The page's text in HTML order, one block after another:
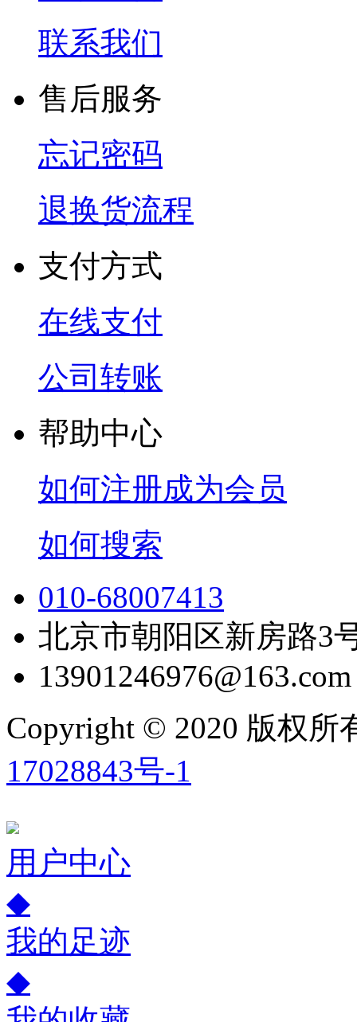
联系我们
售后服务
忘记密码
退换货流程
支付方式
在线支付
公司转账
帮助中心
如何注册成为会员
如何搜索
010-68007413
北京市朝阳区新房路3
13901246976@163.com
Copyright © 2020 版权
17028843号-1
用户中心
◆
我的足迹
◆